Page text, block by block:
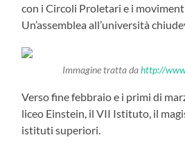
con i Circoli Proletari e i
Un’assemblea all’università
Immagine tratta dahttp://
Verso fine febbraio e i primi di
liceo Einstein, il VII Istituto, il
istituti superiori.